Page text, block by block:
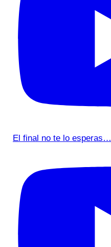
El final no te lo esperas…